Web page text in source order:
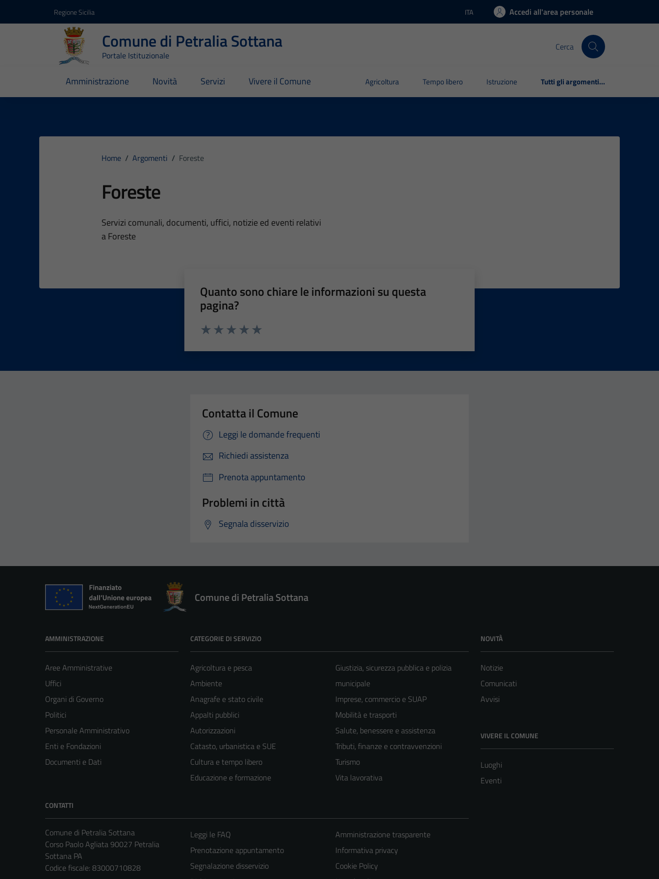
Regione Sicilia Lingua attiva:
ITA Accedi all'area personale
Comune di Petralia Sottana
Portale Istituzionale
Cerca
Amministrazione Novità Servizi Vivere il Comune Agricoltura Tempo libero Istruzione Tutti gli argomenti...
Home / Argomenti / Foreste
Foreste
Dettagli dell'argomento
Servizi comunali, documenti, uffici, notizie ed eventi relativi
a Foreste
Quanto sono chiare le informazioni su questa
pagina?
Contatta il Comune
Leggi le domande frequenti
Richiedi assistenza
Prenota appuntamento
Problemi in città
Segnala disservizio
Comune di Petralia Sottana
AMMINISTRAZIONE
Aree Amministrative
Uffici
Organi di Governo
Politici
Personale Amministrativo
Enti e Fondazioni
Documenti e Dati
CATEGORIE DI SERVIZIO
Agricoltura e pesca
Ambiente
Anagrafe e stato civile
Appalti pubblici
Autorizzazioni
Catasto, urbanistica e SUE
Cultura e tempo libero
Educazione e formazione
Giustizia, sicurezza pubblica e polizia
municipale
Imprese, commercio e SUAP
Mobilità e trasporti
Salute, benessere e assistenza
Tributi, finanze e contravvenzioni
Turismo
Vita lavorativa
NOVITÀ
Notizie
Comunicati
Avvisi
VIVERE IL COMUNE
Luoghi
Eventi
CONTATTI
Comune di Petralia Sottana
Corso Paolo Agliata 90027 Petralia
Sottana PA
Codice fiscale: 83000710828
Leggi le FAQ
Prenotazione appuntamento
Segnalazione disservizio
Amministrazione trasparente
Informativa privacy
Cookie Policy